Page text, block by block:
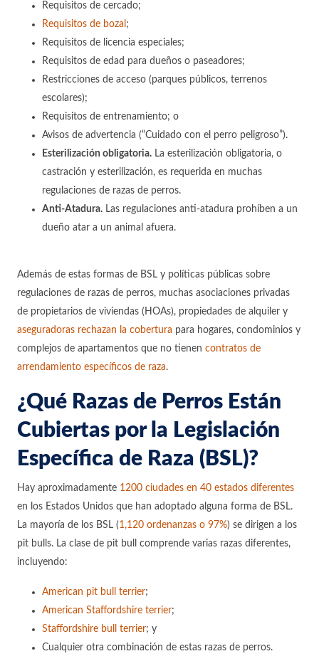
Requisitos de cercado;
Requisitos de bozal ;
Requisitos de licencia especiales;
Requisitos de edad para dueños o paseadores;
Restricciones de acceso (parques públicos, terrenos
escolares);
Requisitos de entrenamiento; o
Avisos de advertencia (“Cuidado con el perro peligroso”).
Esterilización obligatoria. La esterilización obligatoria, o
castración y esterilización, es requerida en muchas
regulaciones de razas de perros.
Anti-Atadura. Las regulaciones anti-atadura prohíben a un
dueño atar a un animal afuera.
Además de estas formas de BSL y políticas públicas sobre
regulaciones de razas de perros, muchas asociaciones privadas
de propietarios de viviendas (HOAs), propiedades de alquiler y
aseguradoras rechazan la cobertura para hogares, condominios y
complejos de apartamentos que no tienen contratos de
arrendamiento específicos de raza.
¿Qué Razas de Perros Están
Cubiertas por la Legislación
Específica de Raza (BSL)?
Hay aproximadamente 1200 ciudades en 40 estados diferentes
en los Estados Unidos que han adoptado alguna forma de BSL.
La mayoría de los BSL (1,120 ordenanzas o 97%) se dirigen a los
pit bulls. La clase de pit bull comprende varias razas diferentes,
incluyendo:
American pit bull terrier;
American Staffordshire terrier;
Staffordshire bull terrier; y
Cualquier otra combinación de estas razas de perros.